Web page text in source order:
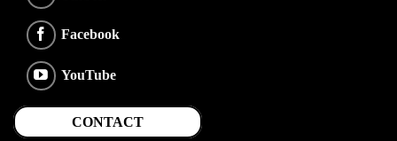
Facebook
YouTube
CONTACT